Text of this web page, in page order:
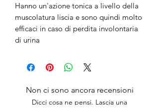
Hanno un'azione tonica a livello della
muscolatura liscia e sono quindi molto
efficaci in caso di perdita involontaria
di urina
Non ci sono ancora recensioni
Dicci cosa ne pensi. Lascia una